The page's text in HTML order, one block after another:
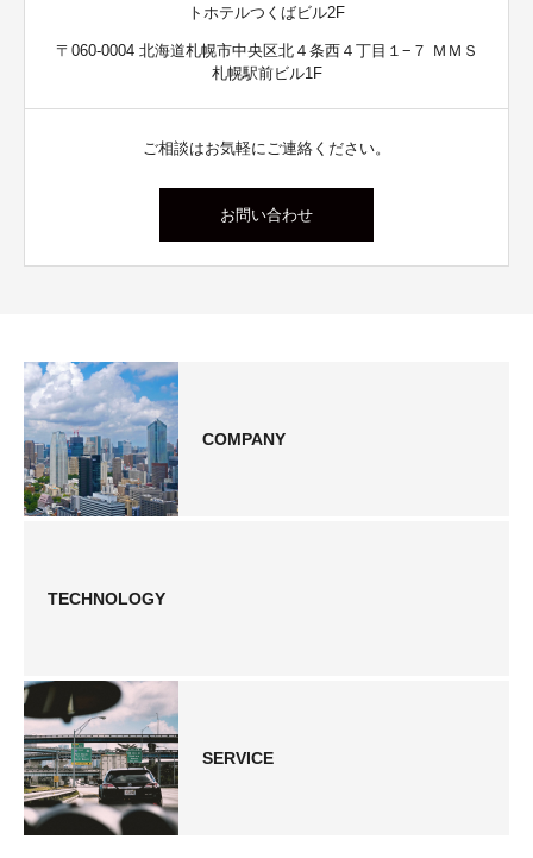
トホテルつくばビル2F
〒060-0004 北海道札幌市中央区北４条西４丁目１−７ ＭＭＳ
札幌駅前ビル1F
ご相談はお気軽にご連絡ください。
お問い合わせ
COMPANY
TECHNOLOGY
SERVICE